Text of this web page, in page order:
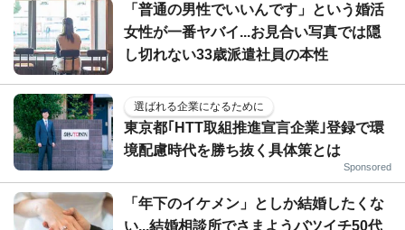
「普通の男性でいいんです」という婚活
女性が一番ヤバイ...お見合い写真では隠
し切れない33歳派遣社員の本性
選ばれる企業になるために
東京都｢HTT取組推進宣言企業｣登録で環
境配慮時代を勝ち抜く具体策とは
Sponsored
「年下のイケメン」としか結婚したくな
い...結婚相談所でさまようバツイチ50代